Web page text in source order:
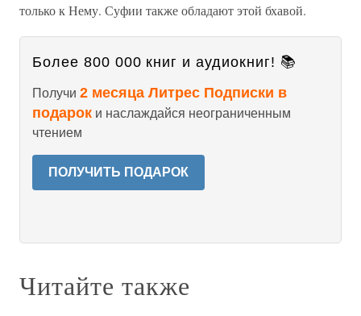
только к Нему. Суфии также обладают этой бхавой.
Более 800 000 книг и аудиокниг! 📚
Получи 2 месяца Литрес Подписки в
подарок и наслаждайся неограниченным
чтением
ПОЛУЧИТЬ ПОДАРОК
Читайте также